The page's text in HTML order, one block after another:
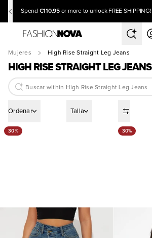
Spend €110.95 or more to unlock FREE SHIPPING!
Mujeres High Rise Straight Leg Jeans
HIGH RISE STRAIGHT LEG JEANS
Ordenar Talla
30% 30%